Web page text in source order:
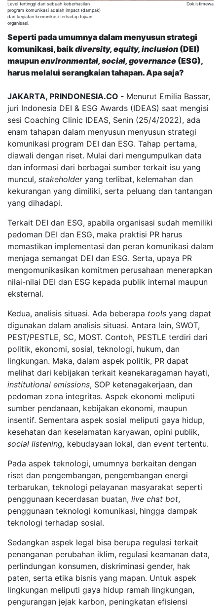
Level tertinggi dari sebuah keberhasilan
program komunikasi adalah impact (dampak)
dari kegiatan komunikasi terhadap tujuan
organisasi.
Dok.Istimewa
Seperti pada umumnya dalam menyusun strategi
komunikasi, baikdiversity, equity, inclusion (DEI)
maupunenvironmental, social, governance (ESG),
harus melalui serangkaian tahapan. Apa saja?
JAKARTA, PRINDONESIA.CO - Menurut Emilia Bassar,
juri Indonesia DEI & ESG Awards (IDEAS) saat mengisi
sesi Coaching Clinic IDEAS, Senin (25/4/2022), ada
enam tahapan dalam menyusun menyusun strategi
komunikasi program DEI dan ESG. Tahap pertama,
diawali dengan riset. Mulai dari mengumpulkan data
dan informasi dari berbagai sumber terkait isu yang
muncul, stakeholderyang terlibat, kelemahan dan
kekurangan yang dimiliki, serta peluang dan tantangan
yang dihadapi.
Terkait DEI dan ESG, apabila organisasi sudah memiliki
pedoman DEI dan ESG, maka praktisi PR harus
memastikan implementasi dan peran komunikasi dalam
menjaga semangat DEI dan ESG. Serta, upaya PR
mengomunikasikan komitmen perusahaan menerapkan
nilai-nilai DEI dan ESG kepada publik internal maupun
eksternal.
Kedua, analisis situasi. Ada beberapa tools yang dapat
digunakan dalam analisis situasi. Antara lain, SWOT,
PEST/PESTLE, SC, MOST. Contoh, PESTLE terdiri dari
politik, ekonomi, sosial, teknologi, hukum, dan
lingkungan. Maka, dalam aspek politik, PR dapat
melihat dari kebijakan terkait keanekaragaman hayati,
institutional emissions, SOP ketenagakerjaan, dan
pedoman zona integritas. Aspek ekonomi meliputi
sumber pendanaan, kebijakan ekonomi, maupun
insentif. Sementara aspek sosial meliputi gaya hidup,
kesehatan dan keselamatan karyawan, opini publik,
social listening, kebudayaan lokal, dan event tertentu.
Pada aspek teknologi, umumnya berkaitan dengan
riset dan pengembangan, pengembangan energi
terbarukan, teknologi pelayanan masyarakat seperti
penggunaan kecerdasan buatan, live chat bot,
penggunaan teknologi komunikasi, hingga dampak
teknologi terhadap sosial.
Sedangkan aspek legal bisa berupa regulasi terkait
penanganan perubahan iklim, regulasi keamanan data,
perlindungan konsumen, diskriminasi gender, hak
paten, serta etika bisnis yang mapan. Untuk aspek
lingkungan meliputi gaya hidup ramah lingkungan,
pengurangan jejak karbon, peningkatan efisiensi